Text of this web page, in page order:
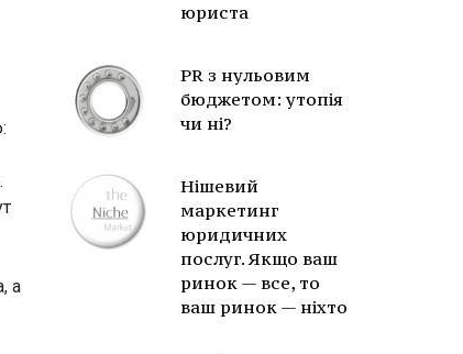
а
юриста
PR з нульовим
бюджетом: утопія
чи ні?
Нішевий
маркетинг
юридичних
послуг. Якщо ваш
ринок — все, то
ваш ринок — ніхто